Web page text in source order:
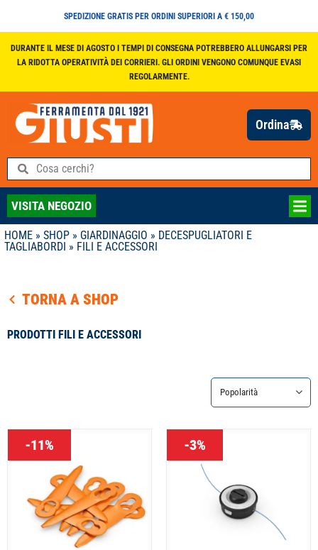
SPEDIZIONE GRATIS PER ORDINI SUPERIORI A € 150,00
DURANTE IL MESE DI AGOSTO I TEMPI DI CONSEGNA POTREBBERO ALLUNGARSI PER
LA RIDOTTA OPERATIVITÀ DEI CORRIERI. GLI ORDINI VENGONO COMUNQUE EVASI
REGOLARMENTE.
Ordina
VISITA NEGOZIO
HOME » SHOP » GIARDINAGGIO » DECESPUGLIATORI E
TAGLIABORDI » FILI E ACCESSORI
TORNA A SHOP
PRODOTTI FILI E ACCESSORI
-11% -3%